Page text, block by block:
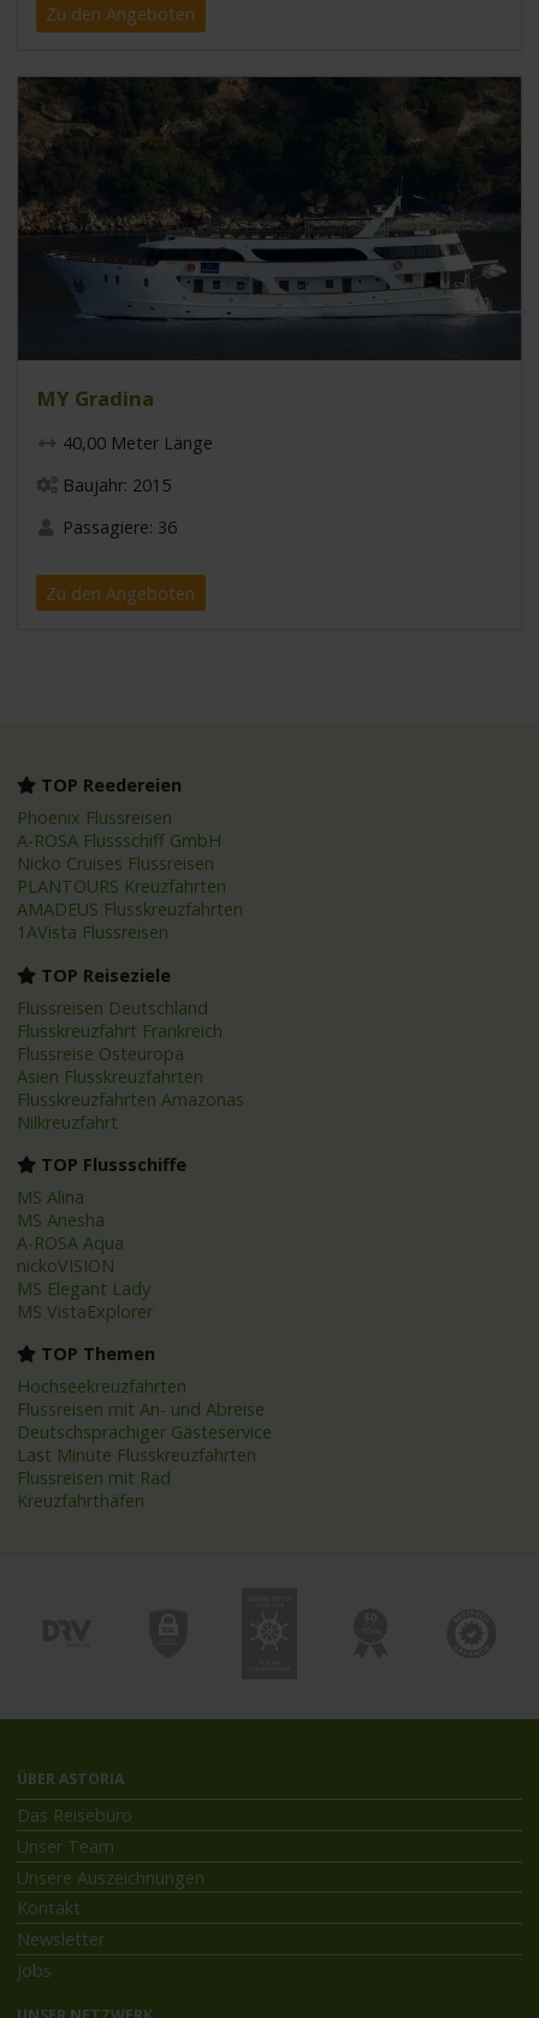
Zu den Angeboten
MY Gradina
40,00 Meter Länge
Baujahr: 2015
Passagiere: 36
Zu den Angeboten
TOP Reedereien
Phoenix Flussreisen
A-ROSA Flussschiff GmbH
Nicko Cruises Flussreisen
PLANTOURS Kreuzfahrten
AMADEUS Flusskreuzfahrten
1AVista Flussreisen
TOP Reiseziele
Flussreisen Deutschland
Flusskreuzfahrt Frankreich
Flussreise Osteuropa
Asien Flusskreuzfahrten
Flusskreuzfahrten Amazonas
Nilkreuzfahrt
TOP Flussschiffe
MS Alina
MS Anesha
A-ROSA Aqua
nickoVISION
MS Elegant Lady
MS VistaExplorer
TOP Themen
Hochseekreuzfahrten
Flussreisen mit An- und Abreise
Deutschsprachiger Gästeservice
Last Minute Flusskreuzfahrten
Flussreisen mit Rad
Kreuzfahrthäfen
ÜBER ASTORIA
Das Reisebüro
Unser Team
Unsere Auszeichnungen
Kontakt
Newsletter
Jobs